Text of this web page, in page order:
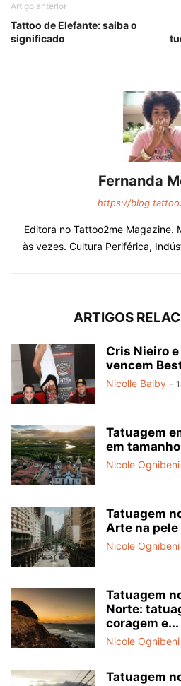
Artigo anterior
Tattoo de Elefante: saiba o
significado
Fernanda
https://
Editora no Tattoo2me Magazine.
às vezes. Cultura Periférica,
ARTIGOS
Cris Nieiro
vencem
Nicolle Balby -
Tatuagem
em
Nicole Ognibeni
Tatuagem
Arte na pele
Nicole Ognibeni
Tatuagem
Norte:
coragem e...
Nicole Ognibeni
Tatuagem